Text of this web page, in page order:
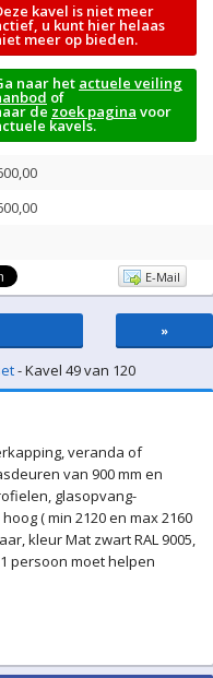
kavel is niet meer
u kunt hier helaas
meer op bieden.
naar het actuele veiling
of
de zoek pagina voor
kavels.
E-Mail
»
- Kavel 49 van 120
veranda of
van 900 mm en
glasopvang-
( min 2120 en max 2160
kleur Mat zwart RAL 9005,
persoon moet helpen